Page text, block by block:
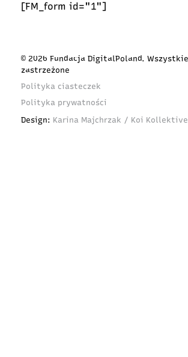
[FM_form id="1"]
© 2026 Fundacja DigitalPoland.
zastrzeżone
Polityka ciasteczek
Polityka prywatności
Design: Karina Majchrzak / Koi Kollektive